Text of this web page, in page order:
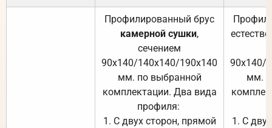
Профилированный брус
камерной сушки,
сечением
90х140/140х140/190х140
мм. по выбранной
комплектации. Два вида
профиля:
1. С двух сторон, прямой
90х140/
мм.
1. С